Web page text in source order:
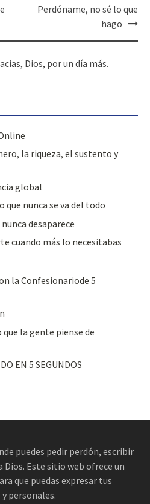
Perdóname, no sé lo que
hago
Dios, por un día más.
la riqueza, el sustento y
global
nunca se va del todo
desaparece
cuando más lo necesitabas
la Confesionariode 5
la gente piense de
EN 5 SEGUNDOS
puedes pedir perdón, escribir
Dios. Este sitio web ofrece un
que puedas expresar tus
personales.